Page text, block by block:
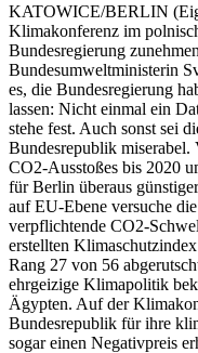
KATOWICE/BERLIN
Klimakonferenz im
Bundesregierung
Bundesumweltministerin
es, die Bundesregierung
lassen: Nicht einmal ein
stehe fest. Auch sonst sei
Bundesrepublik miserabel.
CO2-Ausstoßes bis 2020
für Berlin überaus
auf EU-Ebene versuche
verpflichtende CO2-
erstellten
Rang 27 von 56
ehrgeizige Klimapolitik
Ägypten. Auf der
Bundesrepublik für ihre
sogar einen Negativpreis